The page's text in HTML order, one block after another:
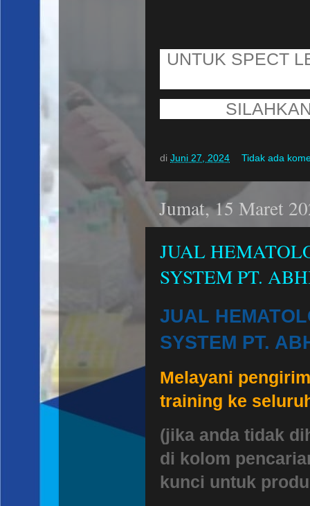
UNTUK SPECT
di Juni 27, 2024 Tidak ada
Jumat, 15 Maret
JUAL
SYSTEM PT.
JUAL
SYSTEM PT.
Melayani
training ke
(jika anda tidak
di kolom
kunci untuk